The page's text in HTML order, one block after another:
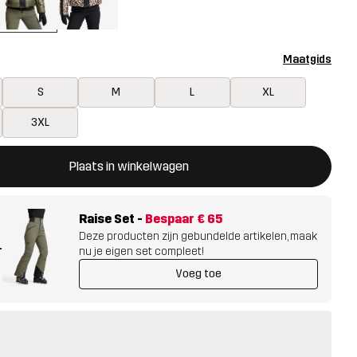
Maatgids
S M L XL
3XL
Plaats in winkelwagen
een modal met de bevestiging van een nieuw item in het
Raise Set - Bespaar € 65
Deze producten zijn gebundelde artikelen, maak
nu je eigen set compleet!
Voeg toe